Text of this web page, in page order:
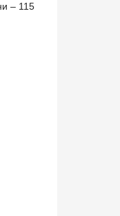
– 115